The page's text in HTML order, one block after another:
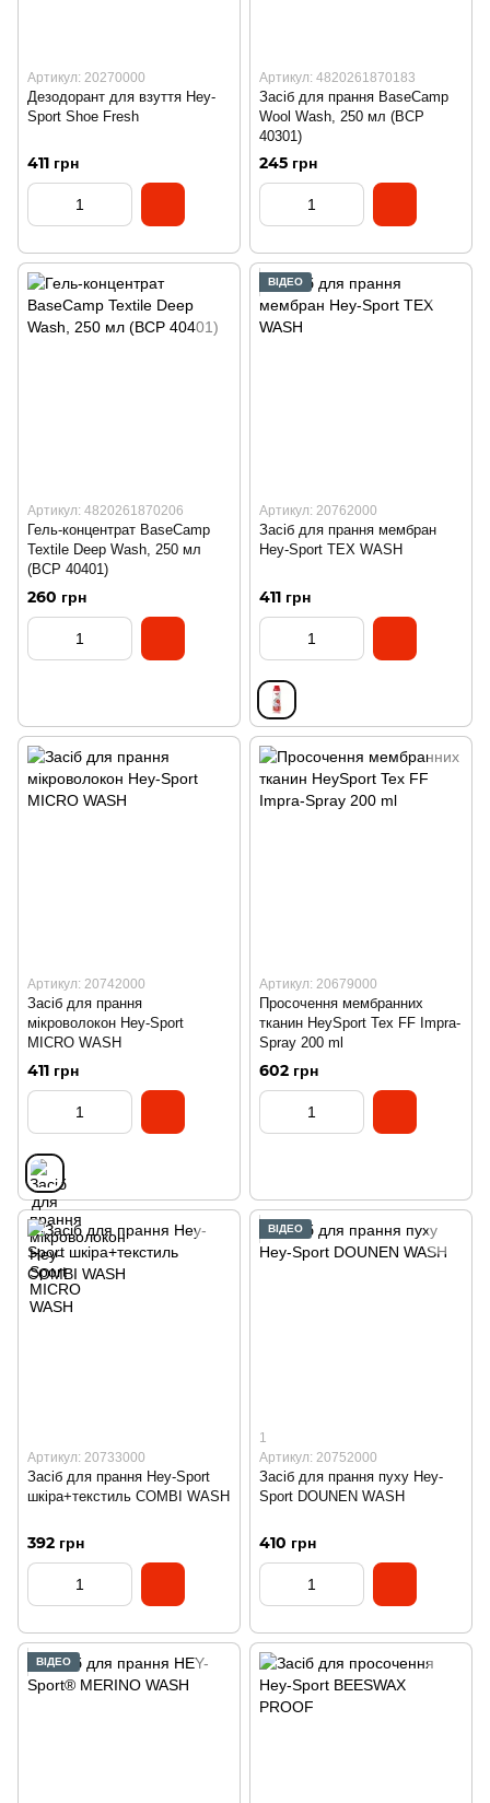
Артикул: 20270000
Дезодорант для взуття Hey-
Sport Shoe Fresh
411 грн
Артикул: 4820261870183
Засіб для прання BaseCamp
Wool Wash, 250 мл (BCP
40301)
245 грн
Артикул: 4820261870206
Гель-концентрат BaseCamp
Textile Deep Wash, 250 мл
(BCP 40401)
260 грн
ВІДЕО
Артикул: 20762000
Засіб для прання мембран
Hey-Sport TEX WASH
411 грн
Артикул: 20742000
Засіб для прання
мікроволокон Hey-Sport
MIСRO WASH
411 грн
Артикул: 20679000
Просочення мембранних
тканин HeySport Tex FF Impra-
Spray 200 ml
602 грн
Артикул: 20733000
Засіб для прання Hey-Sport
шкіра+текстиль COMBI WASH
392 грн
ВІДЕО
1
Артикул: 20752000
Засіб для прання пуху Hey-
Sport DOUNEN WASH
410 грн
ВІДЕО